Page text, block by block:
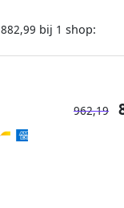
882,99 bij 1 shop:
962,19